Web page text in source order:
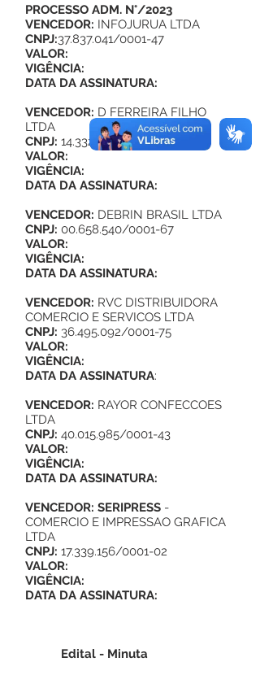
PROCESSO ADM. N°/2023
VENCEDOR: INFOJURUA LTDA
CNPJ:37.837.041/0001-47
VALOR:
VIGÊNCIA:
DATA DA ASSINATURA:
VENCEDOR: D FERREIRA FILHO
LTDA
CNPJ: 14.332.902/0001-30
VALOR:
VIGÊNCIA:
DATA DA ASSINATURA:
VENCEDOR: DEBRIN BRASIL LTDA
CNPJ: 00.658.540/0001-67
VALOR:
VIGÊNCIA:
DATA DA ASSINATURA:
VENCEDOR: RVC DISTRIBUIDORA
COMERCIO E SERVICOS LTDA
CNPJ: 36.495.092/0001-75
VALOR:
VIGÊNCIA:
DATA DA ASSINATURA:
VENCEDOR: RAYOR CONFECCOES
LTDA
CNPJ: 40.015.985/0001-43
VALOR:
VIGÊNCIA:
DATA DA ASSINATURA:
VENCEDOR: SERIPRESS -
COMERCIO E IMPRESSAO GRAFICA
LTDA
CNPJ: 17.339.156/0001-02
VALOR:
VIGÊNCIA:
DATA DA ASSINATURA:
Edital - Minuta